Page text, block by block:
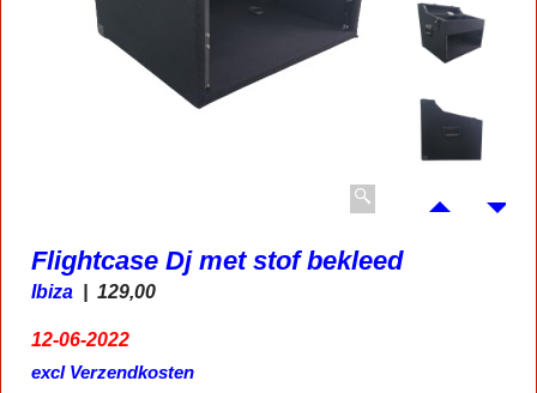
Flightcase Dj met stof bekleed
Ibiza 129,00
12-06-2022
excl Verzendkosten